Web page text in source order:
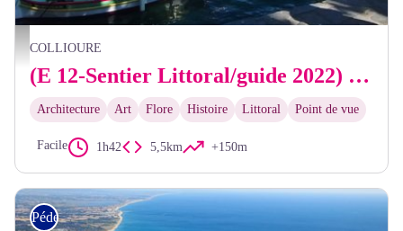
Elisabeth Coste
COLLIOURE
(E 12-Sentier Littoral/guide 2022) Office de Tourisme de Collioure - Office de Tourisme de Port-Vendres
Architecture Art Flore Histoire Littoral Point de vue
Facile 1h42 5,5km +150m
Pédestre